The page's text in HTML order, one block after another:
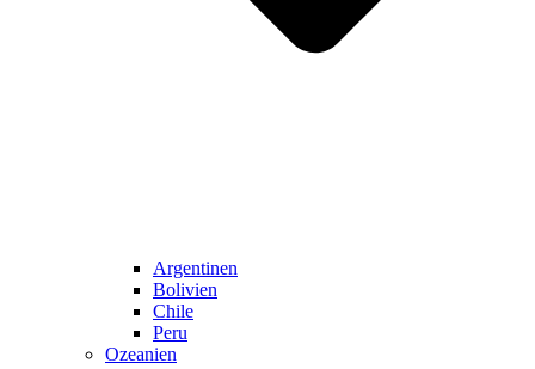
Argentinen
Bolivien
Chile
Peru
Ozeanien